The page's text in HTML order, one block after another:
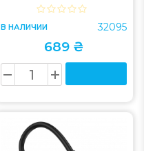
В НАЛИЧИИ 32095
689 ₴